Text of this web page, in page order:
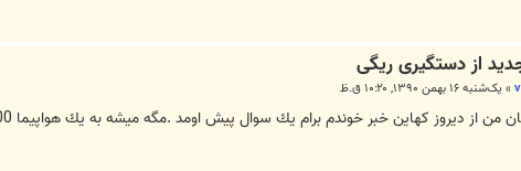
» یک‌شنبه ۱۶ بهمن ۱۳۹۰, ۱۰:۲۰ ق.ظ
كهاين خبر خوندم برام يك سوال پيش اومد .مگه ميشه به يك هواپيما 200 تير بزنند سرنگون نشه. از دوستان مي خوام به اين سوال من جواب بدهند با تشكر